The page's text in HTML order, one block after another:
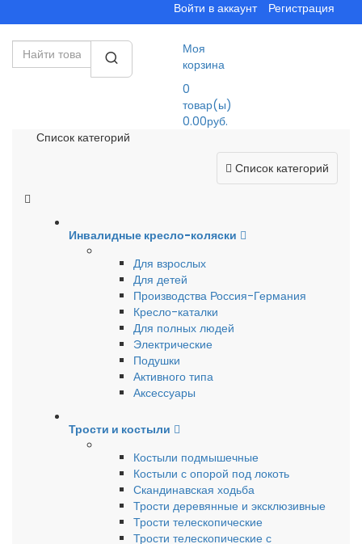
Войти в аккаунт Регистрация
Моя
корзина
0
товар(ы)
0.00руб.
Список категорий
Список категорий
Инвалидные кресло-коляски
Для взрослых
Для детей
Производства Россия-Германия
Кресло-каталки
Для полных людей
Электрические
Подушки
Активного типа
Аксессуары
Трости и костыли
Костыли подмышечные
Костыли с опорой под локоть
Скандинавская ходьба
Трости деревянные и эксклюзивные
Трости телескопические
Трости телескопические с